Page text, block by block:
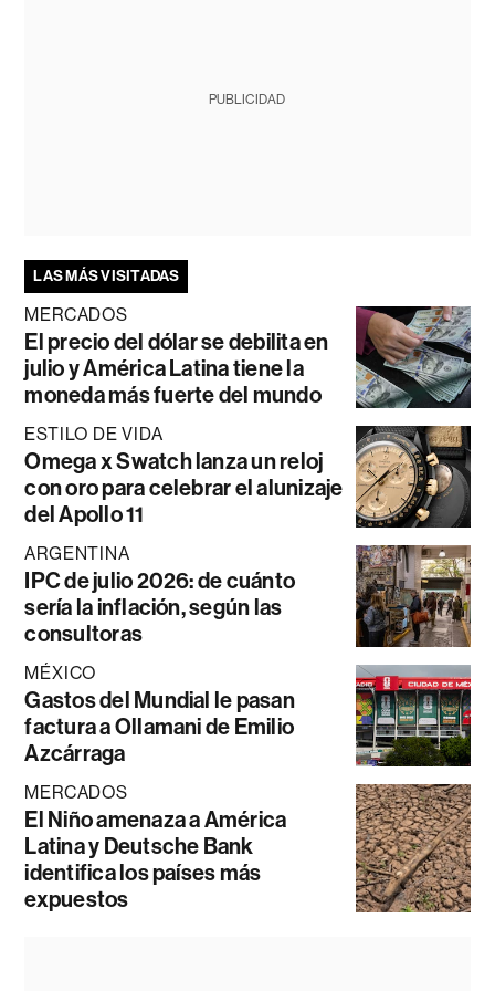
PUBLICIDAD
LAS MÁS VISITADAS
MERCADOS
El precio del dólar se debilita en
julio y América Latina tiene la
moneda más fuerte del mundo
ESTILO DE VIDA
Omega x Swatch lanza un reloj
con oro para celebrar el alunizaje
del Apollo 11
ARGENTINA
IPC de julio 2026: de cuánto
sería la inflación, según las
consultoras
MÉXICO
Gastos del Mundial le pasan
factura a Ollamani de Emilio
Azcárraga
MERCADOS
El Niño amenaza a América
Latina y Deutsche Bank
identifica los países más
expuestos